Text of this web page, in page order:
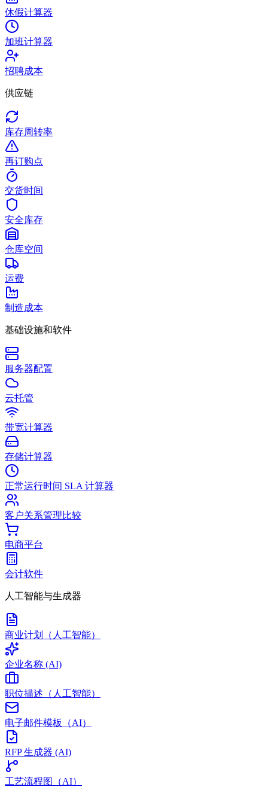
休假计算器
加班计算器
招聘成本
供应链
库存周转率
再订购点
交货时间
安全库存
仓库空间
运费
制造成本
基础设施和软件
服务器配置
云托管
带宽计算器
存储计算器
正常运行时间 SLA 计算器
客户关系管理比较
电商平台
会计软件
人工智能与生成器
商业计划（人工智能）
企业名称 (AI)
职位描述（人工智能）
电子邮件模板（AI）
RFP 生成器 (AI)
工艺流程图（AI）